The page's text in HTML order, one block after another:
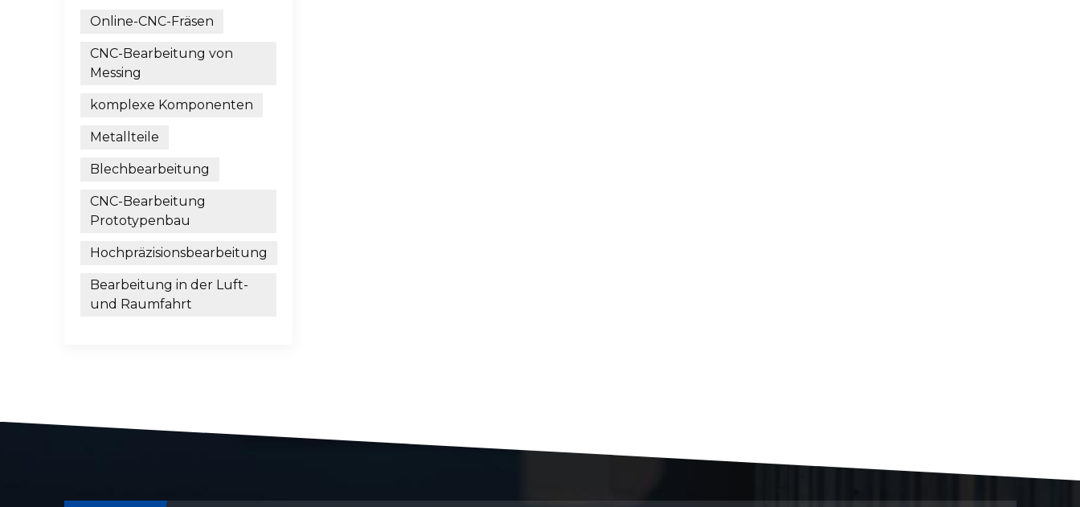
Online-CNC-Fräsen
CNC-Bearbeitung von
Messing
komplexe Komponenten
Metallteile
Blechbearbeitung
CNC-Bearbeitung
Prototypenbau
Hochpräzisionsbearbeitung
Bearbeitung in der Luft-
und Raumfahrt